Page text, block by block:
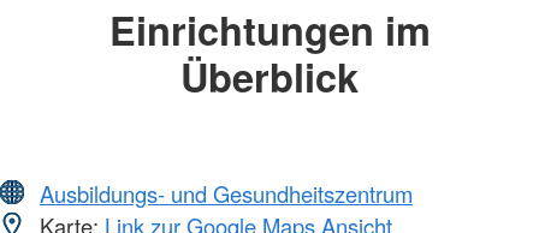
Einrichtungen im
Überblick
Ausbildungs- und Gesundheitszentrum
Karte: Link zur Google Maps Ansicht